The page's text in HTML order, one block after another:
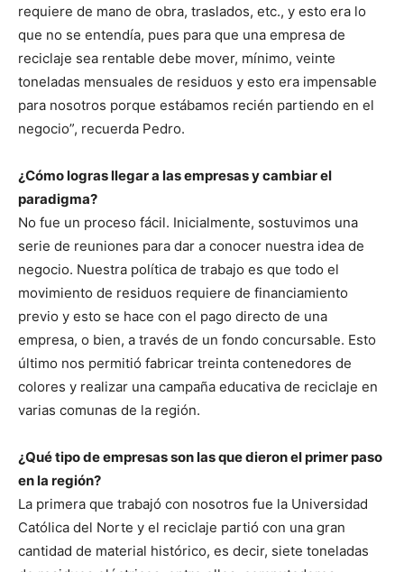
requiere de mano de obra, traslados, etc., y esto era lo
que no se entendía, pues para que una empresa de
reciclaje sea rentable debe mover, mínimo, veinte
toneladas mensuales de residuos y esto era impensable
para nosotros porque estábamos recién partiendo en el
negocio”, recuerda Pedro.
¿Cómo logras llegar a las empresas y cambiar el
paradigma?
No fue un proceso fácil. Inicialmente, sostuvimos una
serie de reuniones para dar a conocer nuestra idea de
negocio. Nuestra política de trabajo es que todo el
movimiento de residuos requiere de financiamiento
previo y esto se hace con el pago directo de una
empresa, o bien, a través de un fondo concursable. Esto
último nos permitió fabricar treinta contenedores de
colores y realizar una campaña educativa de reciclaje en
varias comunas de la región.
¿Qué tipo de empresas son las que dieron el primer paso
en la región?
La primera que trabajó con nosotros fue la Universidad
Católica del Norte y el reciclaje partió con una gran
cantidad de material histórico, es decir, siete toneladas